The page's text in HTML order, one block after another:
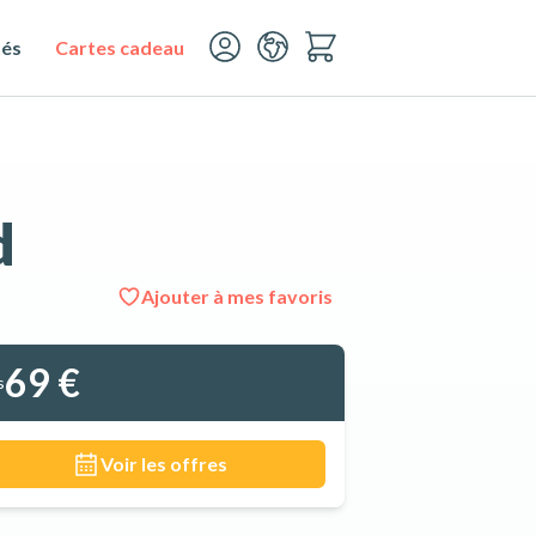
Cartes cadeau
Ajouter à mes favoris
Voir les 13 photos
69 €
Voir les offres